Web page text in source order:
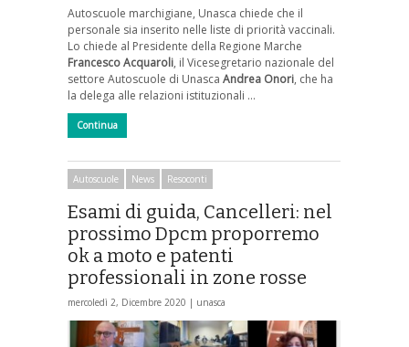
Autoscuole marchigiane, Unasca chiede che il
personale sia inserito nelle liste di priorità vaccinali.
Lo chiede al Presidente della Regione Marche
Francesco Acquaroli, il Vicesegretario nazionale del
settore Autoscuole di Unasca Andrea Onori, che ha
la delega alle relazioni istituzionali …
Continua
Autoscuole News Resoconti
Esami di guida, Cancelleri: nel
prossimo Dpcm proporremo
ok a moto e patenti
professionali in zone rosse
mercoledì 2, Dicembre 2020 | unasca